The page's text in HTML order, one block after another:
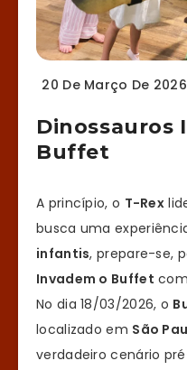
20 De Março De 2026
Dinossauros
Buffet
A princípio, o T-Rex
busca uma
infantis, prepare-se,
Invadem o Buffet
No dia 18/03/2026, o
localizado em São
verdadeiro cenário